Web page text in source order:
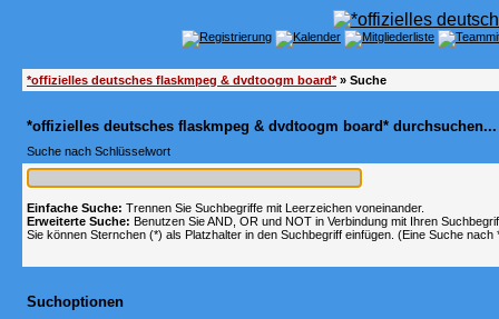
*offizielles deutsches flaskmpeg & dvdtoogm board*» Suche
*offizielles deutsches flaskmpeg & dvdtoogm board* durchsuchen...
Suche nach Schlüsselwort
Einfache Suche: Trennen Sie Suchbegriffe mit Leerzeichen voneinander.
Erweiterte Suche: Benutzen Sie AND, OR und NOT in Verbindung mit Ihren
Sie können Sternchen (*) als Platzhalter in den Suchbegriff einfügen. (Eine Suche
Suchoptionen